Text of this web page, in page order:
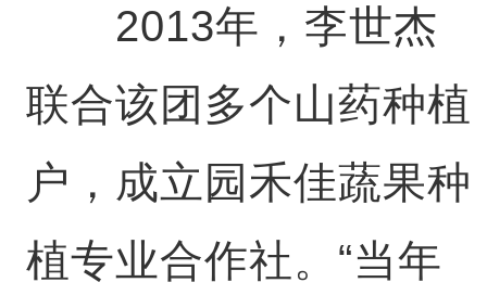
2013年，李世杰
联合该团多个山药种植
户，成立园禾佳蔬果种
植专业合作社。“当年